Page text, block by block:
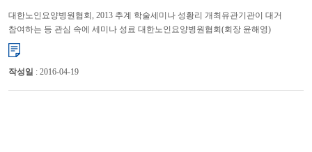
대한노인요양병원협회, 2013 추계 학술세미나 성황리 개최유관기관이 대거
참여하는 등 관심 속에 세미나 성료 대한노인요양병원협회(회장 윤해영)
는 9월 5일 서울 백범기념관에서 “2013 추계 학술세미나...
작성일 : 2016-04-19